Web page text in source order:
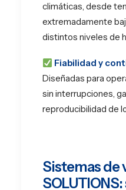
climáticas, desde
extremadamente
distintos niveles de
Fiabilidad y
Diseñadas para
sin interrupciones,
reproducibilidad de
Sistemas de